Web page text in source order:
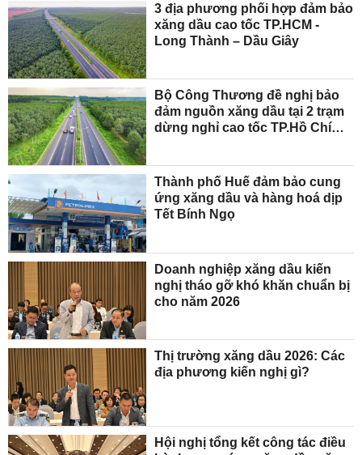
3 địa phương phối hợp đảm bảo
xăng dầu cao tốc TP.HCM -
Long Thành – Dầu Giây
Bộ Công Thương đề nghị bảo
đảm nguồn xăng dầu tại 2 trạm
dừng nghỉ cao tốc TP.Hồ Chí
Thành phố Huế đảm bảo cung
ứng xăng dầu và hàng hoá dịp
Tết Bính Ngọ
Doanh nghiệp xăng dầu kiến
nghị tháo gỡ khó khăn chuẩn bị
cho năm 2026
Thị trường xăng dầu 2026: Các
địa phương kiến nghị gì?
Hội nghị tổng kết công tác điều